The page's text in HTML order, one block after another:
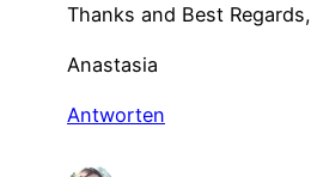
Thanks and Best Regards,
Anastasia
Antworten